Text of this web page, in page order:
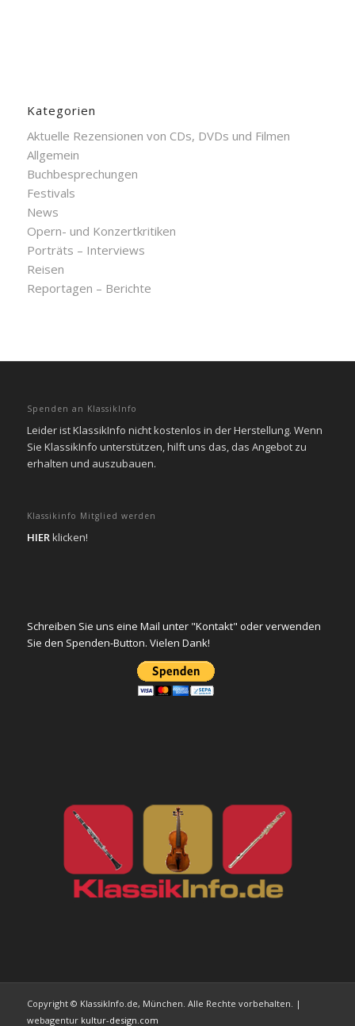
Kategorien
Aktuelle Rezensionen von CDs, DVDs und Filmen
Allgemein
Buchbesprechungen
Festivals
News
Opern- und Konzertkritiken
Porträts – Interviews
Reisen
Reportagen – Berichte
Spenden an KlassikInfo
Leider ist KlassikInfo nicht kostenlos in der Herstellung. Wenn
Sie KlassikInfo unterstützen, hilft uns das, das Angebot zu
erhalten und auszubauen.
Klassikinfo Mitglied werden
HIERklicken!
Schreiben Sie uns eine Mail unter "Kontakt" oder verwenden
Sie den Spenden-Button. Vielen Dank!
Copyright © KlassikInfo.de, München. Alle Rechte vorbehalten. |
webagentur kultur-design.com